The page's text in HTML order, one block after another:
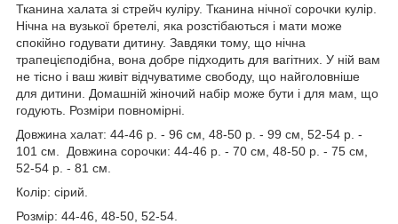
Тканина халата зі стрейч куліру. Тканина нічної сорочки кулір.
Нічна на вузької бретелі, яка розстібаються і мати може
спокійно годувати дитину. Завдяки тому, що нічна
трапецієподібна, вона добре підходить для вагітних. У ній вам
не тісно і ваш живіт відчуватиме свободу, що найголовніше
для дитини. Домашній жіночий набір може бути і для мам, що
годують. Розміри повномірні.
Довжина халат: 44-46 р. - 96 см, 48-50 р. - 99 см, 52-54 р. -
101 см. Довжина сорочки: 44-46 р. - 70 см, 48-50 р. - 75 см,
52-54 р. - 81 см.
Колір: сірий.
Розмір: 44-46, 48-50, 52-54.